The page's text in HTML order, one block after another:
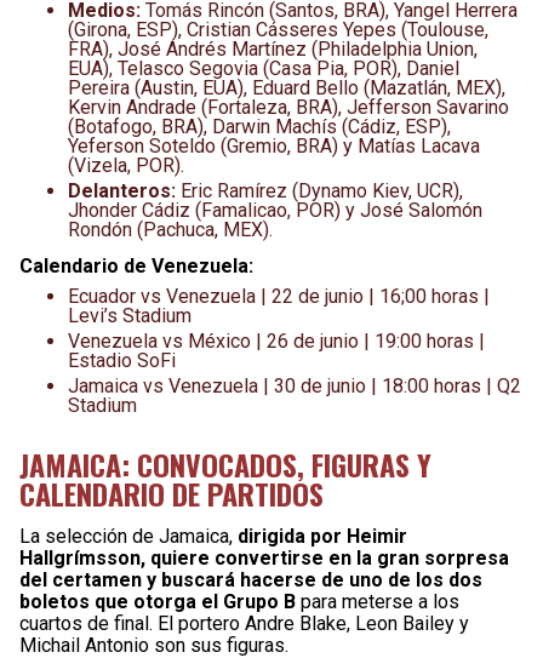
Medios: Tomás Rincón (Santos, BRA), Yangel Herrera
(Girona, ESP), Cristian Cásseres Yepes (Toulouse,
FRA), José Andrés Martínez (Philadelphia Union,
EUA), Telasco Segovia (Casa Pia, POR), Daniel
Pereira (Austin, EUA), Eduard Bello (Mazatlán, MEX),
Kervin Andrade (Fortaleza, BRA), Jefferson Savarino
(Botafogo, BRA), Darwin Machís (Cádiz, ESP),
Yeferson Soteldo (Gremio, BRA) y Matías Lacava
(Vizela, POR).
Delanteros: Eric Ramírez (Dynamo Kiev, UCR),
Jhonder Cádiz (Famalicao, POR) y José Salomón
Rondón (Pachuca, MEX).
Calendario de Venezuela:
Ecuador vs Venezuela | 22 de junio | 16;00 horas |
Levi’s Stadium
Venezuela vs México | 26 de junio | 19:00 horas |
Estadio SoFi
Jamaica vs Venezuela | 30 de junio | 18:00 horas | Q2
Stadium
JAMAICA: CONVOCADOS, FIGURAS Y
CALENDARIO DE PARTIDOS
La selección de Jamaica, dirigida por Heimir
Hallgrímsson, quiere convertirse en la gran sorpresa
del certamen y buscará hacerse de uno de los dos
boletos que otorga el Grupo B para meterse a los
cuartos de final. El portero Andre Blake, Leon Bailey y
Michail Antonio son sus figuras.